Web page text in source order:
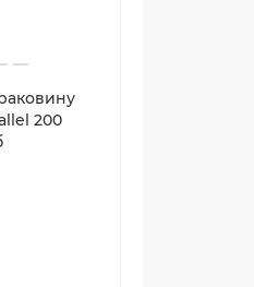
200